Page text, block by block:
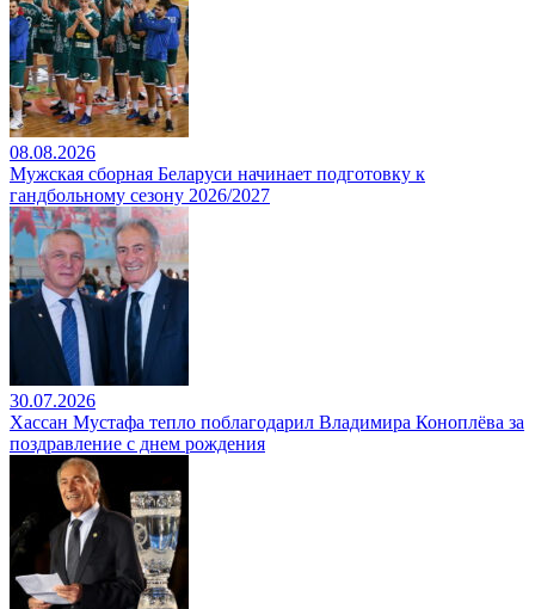
08.08.2026
Мужская сборная Беларуси начинает подготовку к
гандбольному сезону 2026/2027
30.07.2026
Хассан Мустафа тепло поблагодарил Владимира Коноплёва за
поздравление с днем рождения